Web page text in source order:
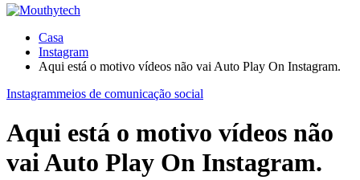
Casa
Instagram
Aqui está o motivo vídeos não vai Auto Play On Instagram.
Instagrammeios de comunicação social
Aqui está o motivo vídeos não
vai Auto Play On Instagram.